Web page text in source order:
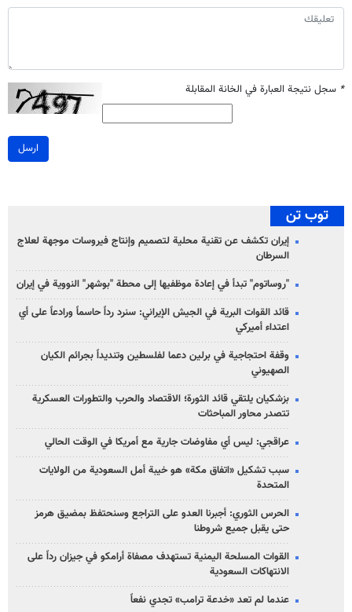
* سجل نتيجة العبارة في الخانة المقابلة
ارسل
توب تن
إيران تكشف عن تقنية محلية لتصميم وإنتاج فيروسات موجهة لعلاج
السرطان
"روساتوم" تبدأ في إعادة موظفيها إلى محطة "بوشهر" النووية في إيران
قائد القوات البرية في الجيش الإيراني: سنرد رداً حاسماً ورادعاً على أي
اعتداء أميركي
وقفة احتجاجية في برلين دعما لفلسطين وتنديداً بجرائم الكيان
الصهیوني
بزشكيان يلتقي قائد الثورة؛ الاقتصاد والحرب والتطورات العسكرية
تتصدر محاور المباحثات
عراقجي: ليس أي مفاوضات جارية مع أمريكا في الوقت الحالي
سبب تشكيل «اتفاق مكة» هو خيبة أمل السعودية من الولايات
المتحدة
الحرس الثوري: أجبرنا العدو على التراجع وسنحتفظ بمضيق هرمز
حتى يقبل جميع شروطنا
القوات المسلحة اليمنية تستهدف مصفاة أرامكو في جيزان رداً على
الانتهاكات السعودية
عندما لم تعد «خدعة ترامب» تجدي نفعاً